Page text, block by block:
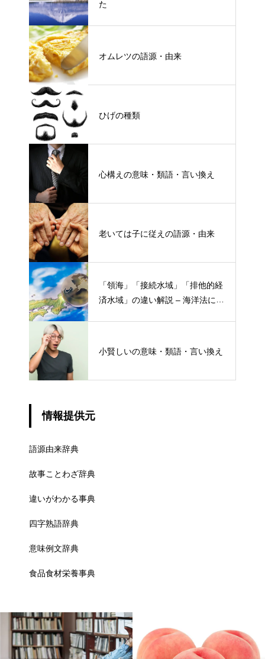
た
オムレツの語源・由来
ひげの種類
心構えの意味・類語・言い換え
老いては子に従えの語源・由来
「領海」「接続水域」「排他的経
済水域」の違い解説 – 海洋法にお
小賢しいの意味・類語・言い換え
情報提供元
語源由来辞典
故事ことわざ辞典
違いがわかる事典
四字熟語辞典
意味例文辞典
食品食材栄養事典